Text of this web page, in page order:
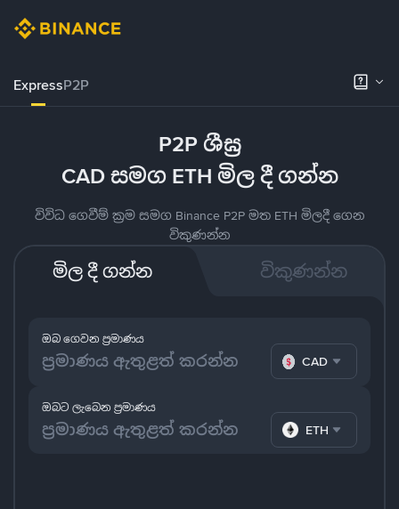
ExpressP2P
P2P ශීඝ්‍ර
CAD සමග ETH මිල දී ගන්න
විවිධ ගෙවීම් ක්‍රම සමග Binance P2P මත ETH මිලදී ගෙන
විකුණන්න
මිල දී ගන්න විකුණන්න
ඔබ ගෙවන ප්‍රමාණය
CAD
ඔබට ලැබෙන ප්‍රමාණය
ETH